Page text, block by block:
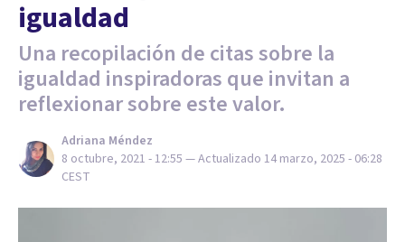
igualdad
Una recopilación de citas sobre la
igualdad inspiradoras que invitan a
reflexionar sobre este valor.
Adriana Méndez
8 octubre, 2021 - 12:55 — Actualizado 14 marzo, 2025 - 06:28
CEST